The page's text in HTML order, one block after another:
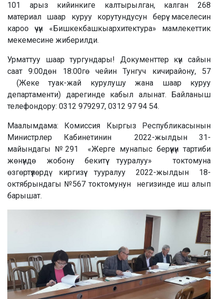
101 арыз кийинкиге калтырылган, калган 268
материал шаар куруу корутундусун берүү маселесин
кароо үчүн «Бишкекбашкыархитектура» мамлекеттик
мекемесине жиберилди.
Урматтуу шаар тургундары! Документтер күн сайын
саат 9:00дөн 18:00гө чейин Тунгуч кичирайону, 57
(Жеке туак-жай курулушу жана шаар куруу
департаменти) дарегинде кабыл алынат. Байланыш
телефондору: 0312 979297, 0312 97 94 54.
Маалымдама: Комиссия Кыргыз Республикасынын
Министрлер Кабинетинин 2022-жылдын 31-
майындагы №291 «Жерге мунапыс берүүнүн тартиби
жөнүндө жобону бекитүү тууралуу» токтомуна
өзгөртүүлөрдү киргизүү тууралуу 2022-жылдын 18-
октябрындагы №567 токтомунун негизинде иш алып
барышат.